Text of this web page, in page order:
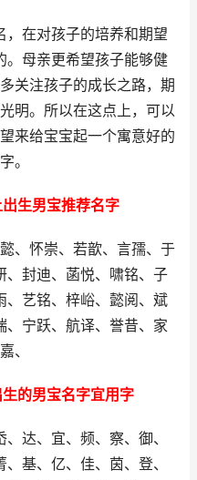
，在对孩子的培养和期望
。母亲更希望孩子能够健
关注孩子的成长之路，期
明。所以在这点上，可以
来给宝宝起一个寓意好的
。
生男宝推荐名字
、怀崇、若歆、言孺、于
、封迪、菡悦、啸铭、子
、艺铭、梓峪、懿阅、斌
、宁跃、航译、誉昔、家
、
的男宝名字宜用字
达、宜、频、察、御、
基、亿、佳、茵、登、